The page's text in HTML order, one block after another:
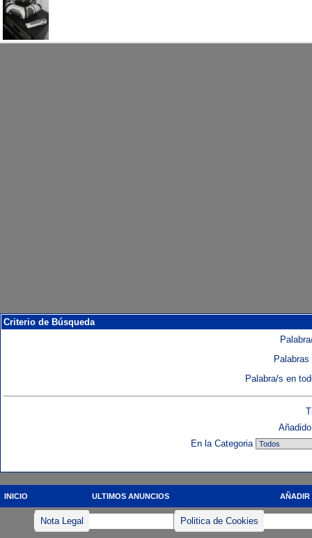
Criterio de Búsqueda
Palabra/s en
En la Categoria
INICIO ULTIMOS ANUNCIOS AÑADIR
Nota Legal Politica de Cookies